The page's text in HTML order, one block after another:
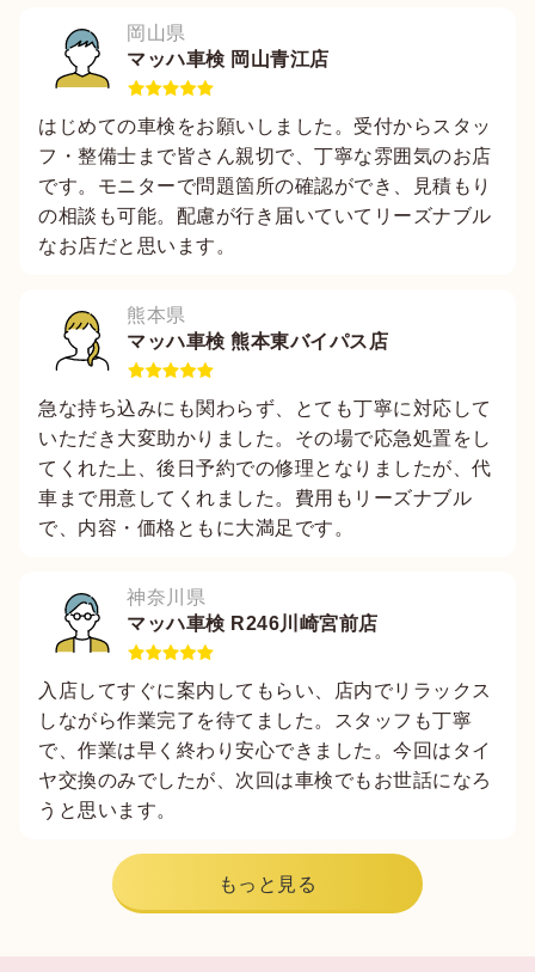
岡山県
マッハ車検 岡山青江店
はじめての車検をお願いしました。受付からスタッ
フ・整備士まで皆さん親切で、丁寧な雰囲気のお店
です。モニターで問題箇所の確認ができ、見積もり
の相談も可能。配慮が行き届いていてリーズナブル
なお店だと思います。
熊本県
マッハ車検 熊本東バイパス店
急な持ち込みにも関わらず、とても丁寧に対応して
いただき大変助かりました。その場で応急処置をし
てくれた上、後日予約での修理となりましたが、代
車まで用意してくれました。費用もリーズナブル
で、内容・価格ともに大満足です。
神奈川県
マッハ車検 R246川崎宮前店
入店してすぐに案内してもらい、店内でリラックス
しながら作業完了を待てました。スタッフも丁寧
で、作業は早く終わり安心できました。今回はタイ
ヤ交換のみでしたが、次回は車検でもお世話になろ
うと思います。
もっと見る